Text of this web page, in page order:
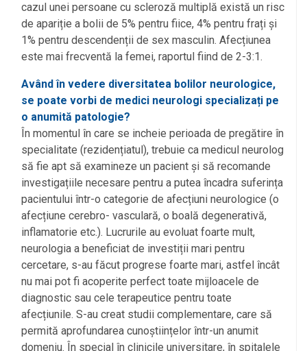
cazul unei persoane cu scleroză multiplă există un risc
de apariție a bolii de 5% pentru fiice, 4% pentru frați și
1% pentru descendenții de sex masculin. Afecțiunea
este mai frecventă la femei, raportul fiind de 2-3:1.
Având în vedere diversitatea bolilor neurologice,
se poate vorbi de medici neurologi specializați pe
o anumită patologie?
În momentul în care se incheie perioada de pregătire în
specialitate (rezidențiatul), trebuie ca medicul neurolog
să fie apt să examineze un pacient și să recomande
investigațiile necesare pentru a putea încadra suferința
pacientului într-o categorie de afecțiuni neurologice (o
afecțiune cerebro- vasculară, o boală degenerativă,
inflamatorie etc.). Lucrurile au evoluat foarte mult,
neurologia a beneficiat de investiții mari pentru
cercetare, s-au făcut progrese foarte mari, astfel încât
nu mai pot fi acoperite perfect toate mijloacele de
diagnostic sau cele terapeutice pentru toate
afecțiunile. S-au creat studii complementare, care să
permită aprofundarea cunoștiințelor într-un anumit
domeniu. În special în clinicile universitare, în spitalele